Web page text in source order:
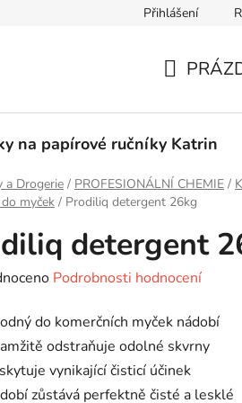
Podmínky ochrany osobních údajů
Přihlášení
KOŠÍK
na papírové ručníky Katrin
a Drogerie / PROFESIONÁLNÍ CHEMIE /
myček / Prodiliq detergent 26kg
detergent
Podrobnosti hodnocení
do komerčních myček nádobí
odstraňuje odolné skvrny
vynikající čisticí účinek
zůstává perfektně čisté a lesklé